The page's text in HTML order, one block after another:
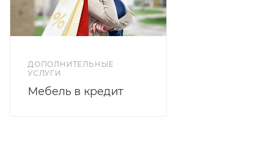
ДОПОЛНИТЕЛЬНЫЕ
УСЛУГИ
Мебель в кредит